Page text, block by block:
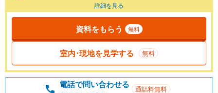
詳細を見る
資料をもらう 無料
室内･現地を見学する 無料
電話で問い合わせる 通話料無料